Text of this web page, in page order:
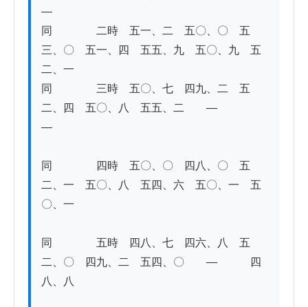
―
同　　　　二時　五一、二　五〇、〇　五
三、〇　五一、四　五五、九　五〇、九　五
二、一
同　　　　三時　五〇、七　四九、二　五
二、四　五〇、八　五五、二　　―
―
同　　　　四時　五〇、〇　四八、〇　五
二、一　五〇、八　五四、六　五〇、一　五
〇、一
同　　　　五時　四八、七　四六、八　五
二、〇　四九、二　五四、〇　　―　　　四
八、八